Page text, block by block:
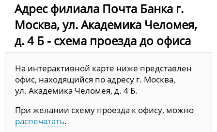
Адрес филиала Почта Банка г.
Москва, ул. Академика Челомея,
д. 4 Б - схема проезда до офиса
На интерактивной карте ниже представлен
офис, находящийся по адресу г. Москва,
ул. Академика Челомея, д. 4 Б.
При желании схему проезда к офису, можно
распечатать.